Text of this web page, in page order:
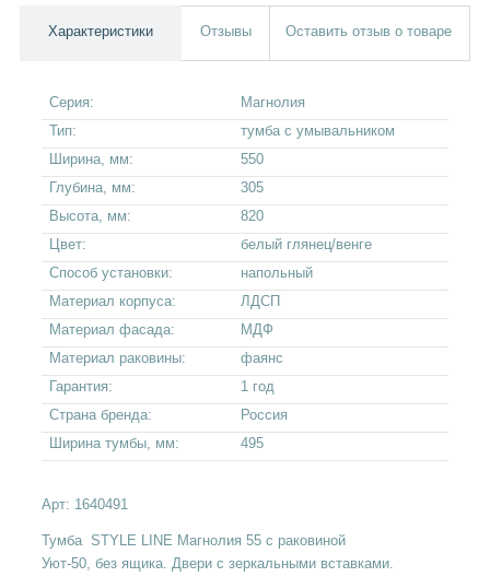
Характеристики Отзывы Оставить отзыв о товаре
Серия:
Магнолия
Тип:
тумба с умывальником
Ширина, мм:
550
Глубина, мм:
305
Высота, мм:
820
Цвет:
белый глянец/венге
Способ установки:
напольный
Материал корпуса:
ЛДСП
Материал фасада:
МДФ
Материал раковины:
фаянс
Гарантия:
1 год
Страна бренда:
Россия
Ширина тумбы, мм:
495
Арт: 1640491
Тумба STYLE LINE Магнолия 55 с раковиной
Уют-50, без ящика. Двери с зеркальными вставками.